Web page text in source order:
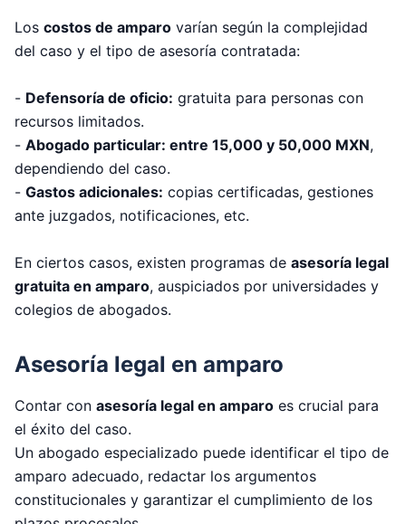
Los costos de amparo varían según la complejidad
del caso y el tipo de asesoría contratada:
- Defensoría de oficio: gratuita para personas con
recursos limitados.
- Abogado particular: entre 15,000 y 50,000 MXN,
dependiendo del caso.
- Gastos adicionales: copias certificadas, gestiones
ante juzgados, notificaciones, etc.
En ciertos casos, existen programas de asesoría legal
gratuita en amparo, auspiciados por universidades y
colegios de abogados.
Asesoría legal en amparo
Contar con asesoría legal en amparo es crucial para
el éxito del caso.
Un abogado especializado puede identificar el tipo de
amparo adecuado, redactar los argumentos
constitucionales y garantizar el cumplimiento de los